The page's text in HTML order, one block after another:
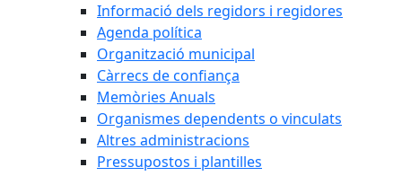
Informació dels regidors i regidores
Agenda política
Organització municipal
Càrrecs de confiança
Memòries Anuals
Organismes dependents o vinculats
Altres administracions
Pressupostos i plantilles